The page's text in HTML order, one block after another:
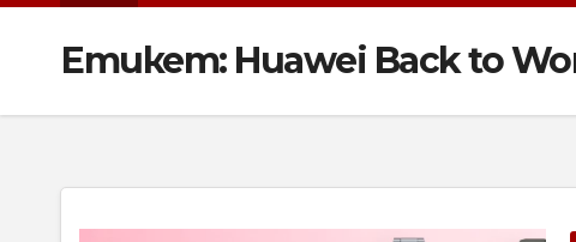
Етикет: Huawei Back to